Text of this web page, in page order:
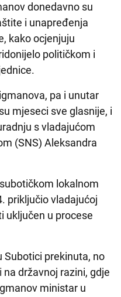
donedavno su
i unapređenja
kako ocjenjuju
političkom i
pa i unutar
mjeseci sve glasnije, i
s vladajućom
(SNS) Aleksandra
lokalnom
priključio vladajućoj
uključen u procese
Subotici prekinuta, no
državnoj razini, gdje
ministar u